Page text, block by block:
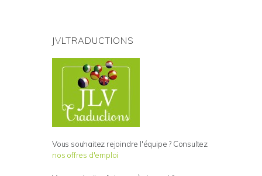
JVLTRADUCTIONS
Vous souhaitez rejoindre l'équipe ? Consultez
nos offres d'emploi